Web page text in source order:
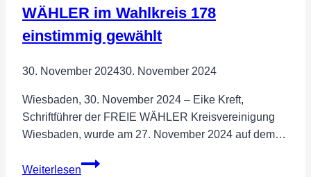
WÄHLER im Wahlkreis 178
einstimmig gewählt
30. November 202430. November 2024
Wiesbaden, 30. November 2024 – Eike Kreft,
Schriftführer der FREIE WÄHLER Kreisvereinigung
Wiesbaden, wurde am 27. November 2024 auf dem…
Weiterlesen
Eike